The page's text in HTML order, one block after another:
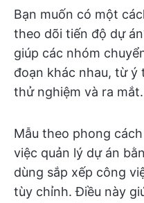
Bạn muốn có một
theo dõi tiến độ dự
giúp các nhóm
đoạn khác nhau, từ ý
thử nghiệm và ra mắt.
Mẫu theo phong
việc quản lý dự án
dùng sắp xếp công
tùy chỉnh. Điều này